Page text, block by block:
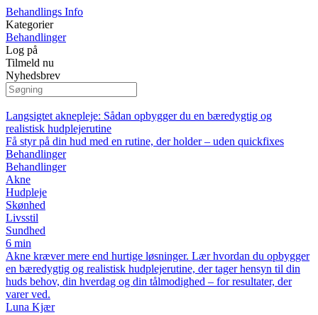
Behandlings Info
Kategorier
Behandlinger
Log på
Tilmeld nu
Nyhedsbrev
Langsigtet aknepleje: Sådan opbygger du en bæredygtig og
realistisk hudplejerutine
Få styr på din hud med en rutine, der holder – uden quickfixes
Behandlinger
Behandlinger
Akne
Hudpleje
Skønhed
Livsstil
Sundhed
6 min
Akne kræver mere end hurtige løsninger. Lær hvordan du opbygger
en bæredygtig og realistisk hudplejerutine, der tager hensyn til din
huds behov, din hverdag og din tålmodighed – for resultater, der
varer ved.
Luna Kjær